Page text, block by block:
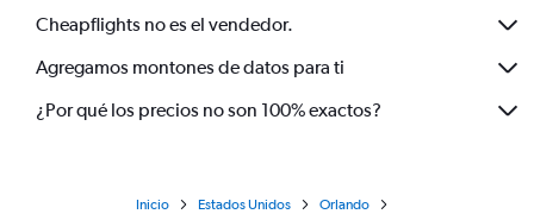
Cheapflights no es el vendedor.
Agregamos montones de datos para ti
¿Por qué los precios no son 100% exactos?
Inicio Estados Unidos Orlando